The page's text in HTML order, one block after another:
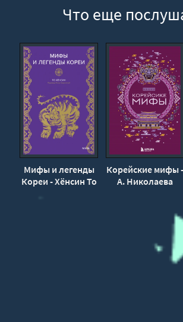
Что еще
Мифы и легенды
Кореи - Хёнcин То
Корейские мифы -
А. Николаева